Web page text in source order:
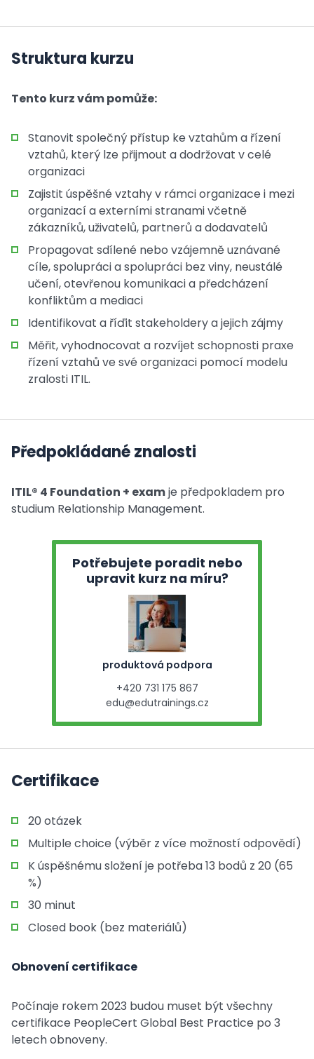
Struktura kurzu
Tento kurz vám pomůže:
Stanovit společný přístup ke vztahům a řízení
vztahů, který lze přijmout a dodržovat v celé
organizaci
Zajistit úspěšné vztahy v rámci organizace i mezi
organizací a externími stranami včetně
zákazníků, uživatelů, partnerů a dodavatelů
Propagovat sdílené nebo vzájemně uznávané
cíle, spolupráci a spolupráci bez viny, neustálé
učení, otevřenou komunikaci a předcházení
konfliktům a mediaci
Identifikovat a říďit stakeholdery a jejich zájmy
Měřit, vyhodnocovat a rozvíjet schopnosti praxe
řízení vztahů ve své organizaci pomocí modelu
zralosti ITIL.
Předpokládané znalosti
ITIL® 4 Foundation + examje předpokladem pro
studium Relationship Management.
Potřebujete poradit nebo
upravit kurz na míru?
produktová podpora
+420 731 175 867
edu@edutrainings.cz
Certifikace
20 otázek
Multiple choice (výběr z více možností odpovědí)
K úspěšnému složení je potřeba 13 bodů z 20 (65
%)
30 minut
Closed book (bez materiálů)
Obnovení certifikace
Počínaje rokem 2023 budou muset být všechny
certifikace PeopleCert Global Best Practice po 3
letech obnoveny.